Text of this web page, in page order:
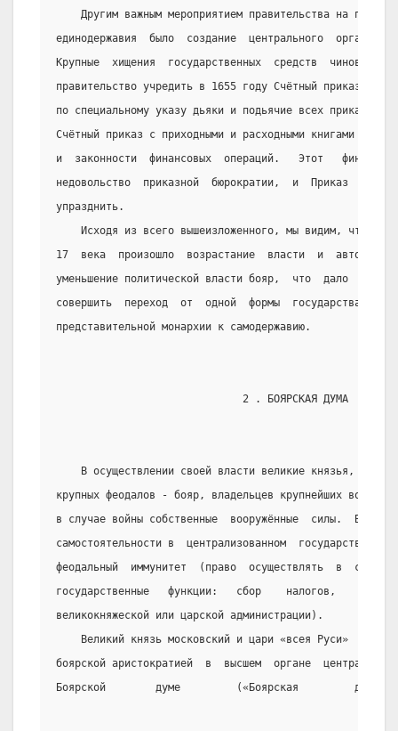
Другим важным мероприятием правительства на пути
единодержавия  было  создание  центрального  органа
Крупные  хищения  государственных  средств
правительство учредить в 1655 году Счётный приказ.
по специальному указу дьяки и подьячие всех приказов
Счётный приказ с приходными и расходными книгами для
и  законности  финансовых  операций.   Этот
недовольство  приказной  бюрократии,  и  Приказ   в
упразднить.
Исходя из всего вышеизложенного, мы видим, что с
17  века  произошло  возрастание  власти  и
уменьшение политической власти бояр,  что  дало
совершить  переход  от  одной  формы  государства  к
представительной монархии к самодержавию.
                              2 . БОЯРСКАЯ ДУМА
В осуществлении своей власти великие князья, а
крупных феодалов - бояр, владельцев крупнейших вотчин,
в случае войны собственные  вооружённые  силы.
самостоятельности в  централизованном  государстве
феодальный  иммунитет  (право  осуществлять  в  своих
государственные   функции:   сбор    налогов,    суд
великокняжеской или царской администрации).
Великий князь московский и цари «всея Руси»
боярской аристократией  в  высшем  органе
Боярской        думе         («Боярская